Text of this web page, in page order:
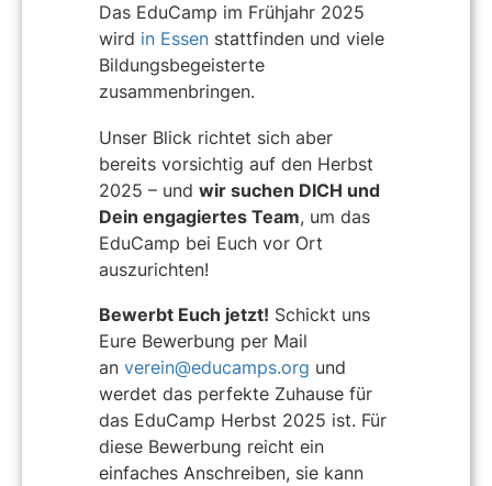
Das EduCamp im Frühjahr 2025
wird in Essen stattfinden und viele
Bildungsbegeisterte
zusammenbringen.
Unser Blick richtet sich aber
bereits vorsichtig auf den Herbst
2025 – und wir suchen DICH und
Dein engagiertes Team, um das
EduCamp bei Euch vor Ort
auszurichten!
Bewerbt Euch jetzt! Schickt uns
Eure Bewerbung per Mail
an verein@educamps.org und
werdet das perfekte Zuhause für
das EduCamp Herbst 2025 ist. Für
diese Bewerbung reicht ein
einfaches Anschreiben, sie kann